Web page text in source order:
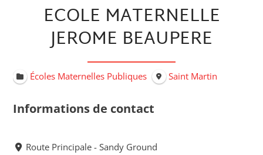
ECOLE MATERNELLE
JEROME BEAUPERE
Écoles Maternelles Publiques Saint Martin
Informations de contact
Route Principale - Sandy Ground